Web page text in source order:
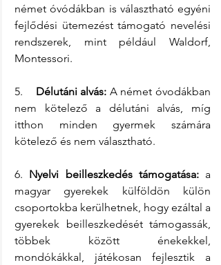
német óvódákban is választható egyéni
fejlődési ütemezést támogató nevelési
rendszerek, mint például Waldorf,
Montessori.
5. Délutáni alvás: A német óvodákban
nem kötelező a délutáni alvás, míg
itthon minden gyermek számára
kötelező és nem választható.
6. Nyelvi beilleszkedés támogatása: a
magyar gyerekek külföldön külön
csoportokba kerülhetnek, hogy ezáltal a
gyerekek beilleszkedését támogassák,
többek között énekekkel,
mondókákkal, játékosan fejlesztik a